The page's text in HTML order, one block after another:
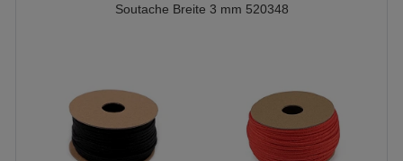
Soutache Breite 3 mm 520348